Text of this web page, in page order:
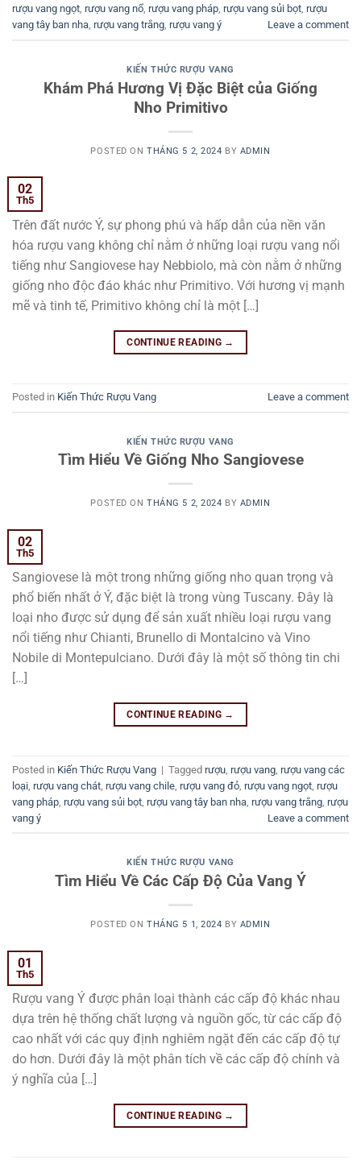
rượu vang ngọt, rượu vang nổ, rượu vang pháp, rượu vang sủi bọt, rượu
vang tây ban nha, rượu vang trắng, rượu vang ý Leave a comment
KIẾN THỨC RƯỢU VANG
Khám Phá Hương Vị Đặc Biệt của Giống
Nho Primitivo
POSTED ONTHÁNG 5 2, 2024 BY ADMIN
02
Th5
Trên đất nước Ý, sự phong phú và hấp dẫn của nền văn
hóa rượu vang không chỉ nằm ở những loại rượu vang nổi
tiếng như Sangiovese hay Nebbiolo, mà còn nằm ở những
giống nho độc đáo khác như Primitivo. Với hương vị mạnh
mẽ và tinh tế, Primitivo không chỉ là một […]
CONTINUE READING →
Posted in Kiến Thức Rượu Vang Leave a comment
KIẾN THỨC RƯỢU VANG
Tìm Hiểu Về Giống Nho Sangiovese
POSTED ONTHÁNG 5 2, 2024 BY ADMIN
02
Th5
Sangiovese là một trong những giống nho quan trọng và
phổ biến nhất ở Ý, đặc biệt là trong vùng Tuscany. Đây là
loại nho được sử dụng để sản xuất nhiều loại rượu vang
nổi tiếng như Chianti, Brunello di Montalcino và Vino
Nobile di Montepulciano. Dưới đây là một số thông tin chi
[…]
CONTINUE READING →
Posted in Kiến Thức Rượu Vang | Tagged rượu rượu vang rượu vang các
loại rượu vang chát rượu vang chile rượu vang đỏ rượu vang ngọt rượu
vang pháp rượu vang sủi bọt rượu vang tây ban nha rượu vang trắng rượu
vang ý
Leave a comment
KIẾN THỨC RƯỢU VANG
Tìm Hiểu Về Các Cấp Độ Của Vang Ý
POSTED ONTHÁNG 5 1, 2024 BY ADMIN
01
Th5
Rượu vang Ý được phân loại thành các cấp độ khác nhau
dựa trên hệ thống chất lượng và nguồn gốc, từ các cấp độ
cao nhất với các quy định nghiêm ngặt đến các cấp độ tự
do hơn. Dưới đây là một phân tích về các cấp độ chính và
ý nghĩa của […]
CONTINUE READING →